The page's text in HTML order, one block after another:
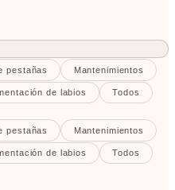
pestañas Mantenimientos
de labios Todos
pestañas Mantenimientos
de labios Todos